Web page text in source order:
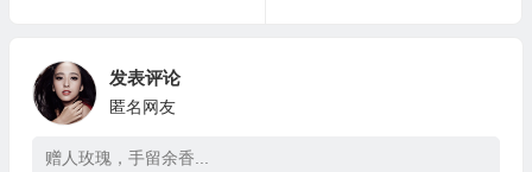
发表评论
匿名网友